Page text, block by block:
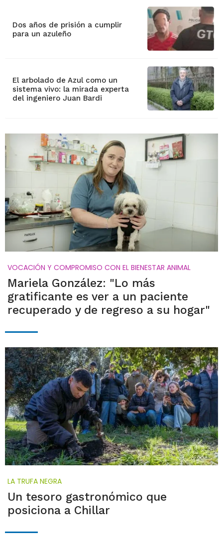
Dos años de prisión a cumplir
para un azuleño
El arbolado de Azul como un
sistema vivo: la mirada experta
del ingeniero Juan Bardi
VOCACIÓN Y COMPROMISO CON EL BIENESTAR ANIMAL
Mariela González: "Lo más
gratificante es ver a un paciente
recuperado y de regreso a su hogar"
LA TRUFA NEGRA
Un tesoro gastronómico que
posiciona a Chillar